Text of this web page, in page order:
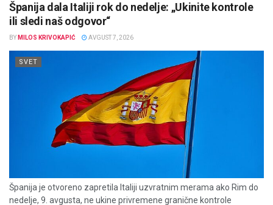
Španija dala Italiji rok do nedelje: „Ukinite kontrole
ili sledi naš odgovor“
BY MILOS KRIVOKAPIĆ AVGUST 7, 2026
SVET
Španija je otvoreno zapretila Italiji uzvratnim merama ako Rim do
nedelje, 9. avgusta, ne ukine privremene granične kontrole